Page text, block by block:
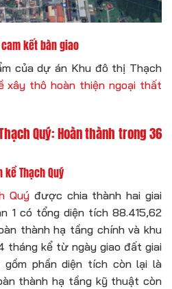
kết bàn giao
của dự án Khu đô thị Thạch
xây thô hoàn thiện ngoại thất
Quý: Hoàn thành trong 36
Thạch Quý
Quýđược chia thành hai giai
1 có tổng diện tích 88.415,62
thành hạ tầng chính và khu
tháng kể từ ngày giao đất giai
gồm phần diện tích còn lại là
thành hạ tầng kỹ thuật còn